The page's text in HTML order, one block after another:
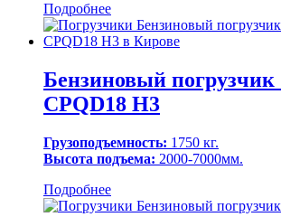
Подробнее
Бензиновый
CPQD18 H3
Грузоподъемность: 1750 кг.
Высота подъема: 2000-7000мм.
Подробнее